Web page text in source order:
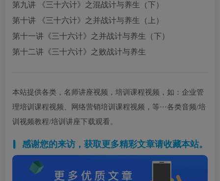
第九讲 《三十六计》之混战计与养生（下）
第十讲 《三十六计》之并战计与养生（上）
第十一讲《三十六计》之并战计与养生（下）
第十二讲《三十六计》之败战计与养生
本站提供各类，名师讲座视频，培训课程视频，如：企业管
理培训课程视频、网络营销培训课程视频，等···各类音频/培
训视频教程/培训讲座下载观看。
感谢您的来访，获取更多精彩文章请收藏本站。